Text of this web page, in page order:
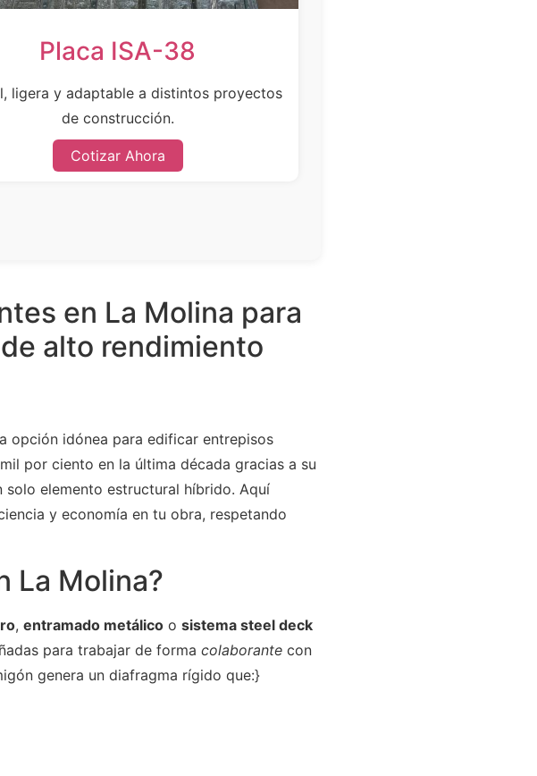
Placa ISA-38
ligera y adaptable a distintos proyectos
de construcción.
Cotizar Ahora
en La Molina para
alto rendimiento
opción idónea para edificar entrepisos
por ciento en la última década gracias a su
elemento estructural híbrido. Aquí
y economía en tu obra, respetando
La Molina?
, entramado metálico o sistema steel deck
para trabajar de forma colaborante con
genera un diafragma rígido que:}